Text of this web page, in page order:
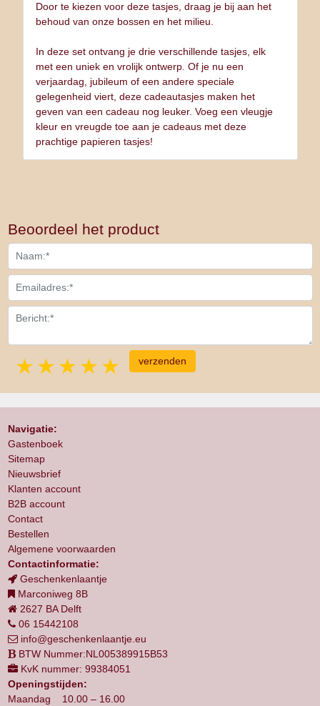
Door te kiezen voor deze tasjes, draag je bij aan het
behoud van onze bossen en het milieu.
In deze set ontvang je drie verschillende tasjes, elk
met een uniek en vrolijk ontwerp. Of je nu een
verjaardag, jubileum of een andere speciale
gelegenheid viert, deze cadeautasjes maken het
geven van een cadeau nog leuker. Voeg een vleugje
kleur en vreugde toe aan je cadeaus met deze
prachtige papieren tasjes!
Beoordeel het product
5 stars
4 stars
3 stars
2 stars
1 star
Navigatie:
Gastenboek
Sitemap
Nieuwsbrief
Klanten account
B2B account
Contact
Bestellen
Algemene voorwaarden
Contactinformatie:
Geschenkenlaantje
Marconiweg 8B
2627 BA Delft
06 15442108
info@geschenkenlaantje.eu
BTW Nummer:NL005389915B53
KvK nummer: 99384051
Openingstijden:
Maandag 10.00 – 16.00